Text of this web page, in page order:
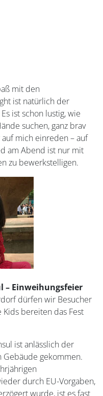
mit den
ist natürlich der
ist schon lustig, wie
suchen, ganz brav
mich einreden – auf
am Abend ist nur mit
zu bewerkstelligen.
– Einweihungsfeier
dürfen wir Besucher
bereiten das Fest
ist anlässlich der
gekommen.
durch EU-Vorgaben,
wurde, ist es fast